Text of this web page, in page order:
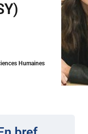
Humaines